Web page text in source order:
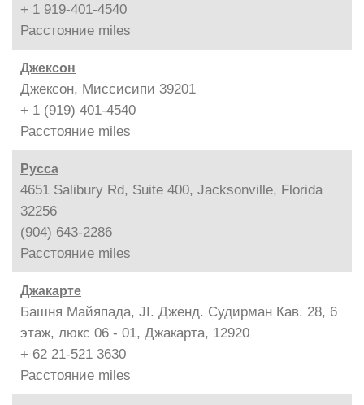
+ 1 919-401-4540
Расстояние miles
Джексон
Джексон, Миссисипи 39201
+ 1 (919) 401-4540
Расстояние miles
Русса
4651 Salibury Rd, Suite 400, Jacksonville, Florida
32256
(904) 643-2286
Расстояние miles
Джакарте
Башня Майяпада, JI. Дженд. Судирман Кав. 28, 6
этаж, люкс 06 - 01, Джакарта, 12920
+ 62 21-521 3630
Расстояние miles